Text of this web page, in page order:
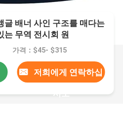
글 배너 사인 구조를 매다는
는 무역 전시회 원
가격：$45- $315
저희에게 연락하십
시오